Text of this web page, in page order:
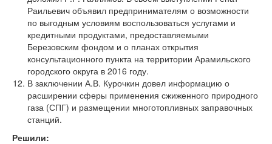
Раильевич объявил предпринимателям о возможности
по выгодным условиям воспользоваться услугами и
кредитными продуктами, предоставляемыми
Березовским фондом и о планах открытия
консультационного пункта на территории Арамильского
городского округа в 2016 году.
В заключении А.В. Курочкин довел информацию о
расширении сферы применения сжиженного природного
газа (СПГ) и размещении многотопливных заправочных
станций.
Решили: